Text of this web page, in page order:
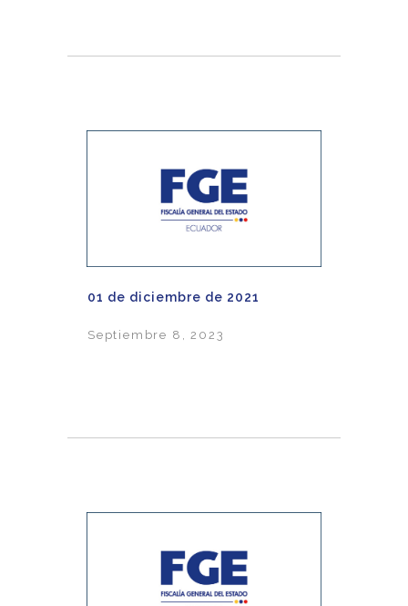
01 de diciembre de 2021
Septiembre 8, 2023